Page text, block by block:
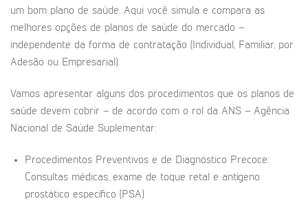
um bom plano de saúde. Aqui você simula e compara as
melhores opções de planos de saúde do mercado –
independente da forma de contratação (Individual, Familiar, por
Adesão ou Empresarial).
Vamos apresentar alguns dos procedimentos que os planos de
saúde devem cobrir – de acordo com o rol da ANS – Agência
Nacional de Saúde Suplementar:
Procedimentos Preventivos e de Diagnóstico Precoce:
Consultas médicas, exame de toque retal e antígeno
prostático específico (PSA)